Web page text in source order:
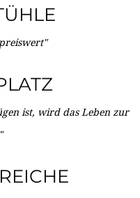
ist, wird das Leben zur